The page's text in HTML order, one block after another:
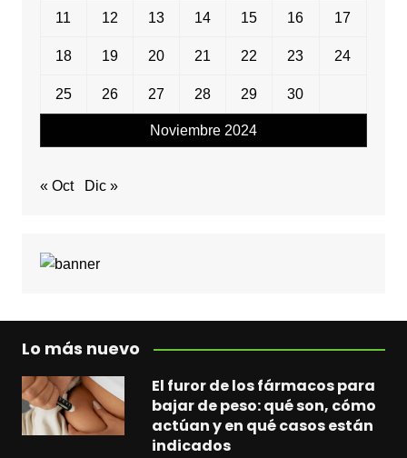
Noviembre 2024
11 12 13 14 15 16 17
18 19 20 21 22 23 24
25 26 27 28 29 30
« Oct Dic »
Lo más nuevo
El furor de los fármacos para
bajar de peso: qué son, cómo
actúan y en qué casos están
indicados